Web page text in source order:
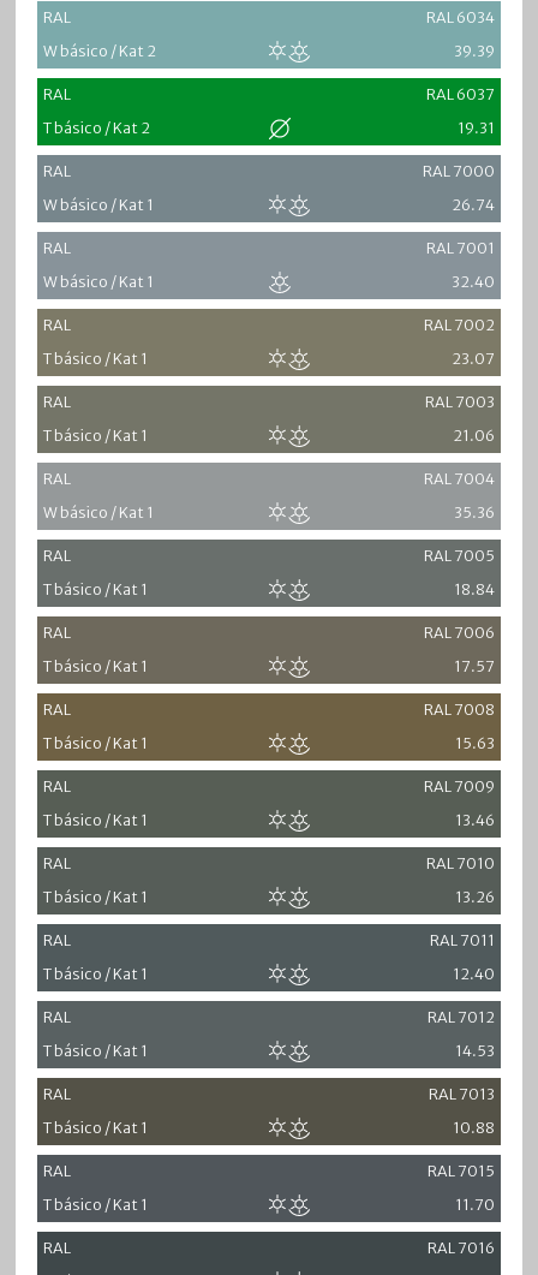
RAL
RAL 6034
W básico / Kat 2
39.39
RAL
RAL 6037
T básico / Kat 2
19.31
RAL
RAL 7000
W básico / Kat 1
26.74
RAL
RAL 7001
W básico / Kat 1
32.40
RAL
RAL 7002
T básico / Kat 1
23.07
RAL
RAL 7003
T básico / Kat 1
21.06
RAL
RAL 7004
W básico / Kat 1
35.36
RAL
RAL 7005
T básico / Kat 1
18.84
RAL
RAL 7006
T básico / Kat 1
17.57
RAL
RAL 7008
T básico / Kat 1
15.63
RAL
RAL 7009
T básico / Kat 1
13.46
RAL
RAL 7010
T básico / Kat 1
13.26
RAL
RAL 7011
T básico / Kat 1
12.40
RAL
RAL 7012
T básico / Kat 1
14.53
RAL
RAL 7013
T básico / Kat 1
10.88
RAL
RAL 7015
T básico / Kat 1
11.70
RAL
RAL 7016